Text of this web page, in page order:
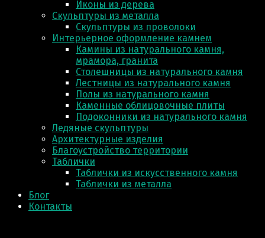
Иконы из дерева
Скульптуры из металла
Скульптуры из проволоки
Интерьерное оформление камнем
Камины из натурального камня,
мрамора, гранита
Столешницы из натурального камня
Лестницы из натурального камня
Полы из натурального камня
Каменные облицовочные плиты
Подоконники из натурального камня
Ледяные скульптуры
Архитектурные изделия
Благоустройство территории
Таблички
Таблички из искусственного камня
Таблички из металла
Блог
Контакты